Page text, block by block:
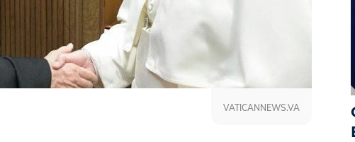
VATICANNEWS.VA